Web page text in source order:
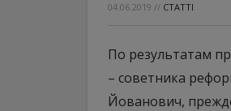
04.06.2019 // СТАТТІ
По результатам
– советника
Йованович,